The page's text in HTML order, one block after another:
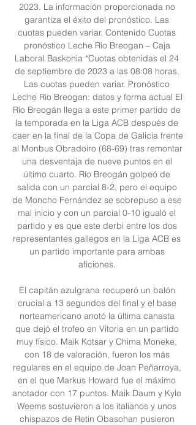
2023. La información proporcionada no
garantiza el éxito del pronóstico. Las
cuotas pueden variar. Contenido Cuotas
pronóstico Leche Rio Breogan – Caja
Laboral Baskonia *Cuotas obtenidas el 24
de septiembre de 2023 a las 08:08 horas.
Las cuotas pueden variar. Pronóstico
Leche Rio Breogan: datos y forma actual El
Río Breogán llega a este primer partido de
la temporada en la Liga ACB después de
caer en la final de la Copa de Galicia frente
al Monbus Obradoiro (68-69) tras remontar
una desventaja de nueve puntos en el
último cuarto. Río Breogán golpeó de
salida con un parcial 8-2, pero el equipo
de Moncho Fernández se sobrepuso a ese
mal inicio y con un parcial 0-10 igualó el
partido y es que este derbi entre los dos
representantes gallegos en la Liga ACB es
un partido importante para ambas
aficiones.
El capitán azulgrana recuperó un balón
crucial a 13 segundos del final y el base
norteamericano anotó la última canasta
que dejó el trofeo en Vitoria en un partido
muy físico. Maik Kotsar y Chima Moneke,
con 18 de valoración, fueron los más
regulares en el equipo de Joan Peñarroya,
en el que Markus Howard fue el máximo
anotador con 17 puntos. Maik Daum y Kyle
Weems sostuvieron a los italianos y unos
chispazos de Retin Obasohan pusieron